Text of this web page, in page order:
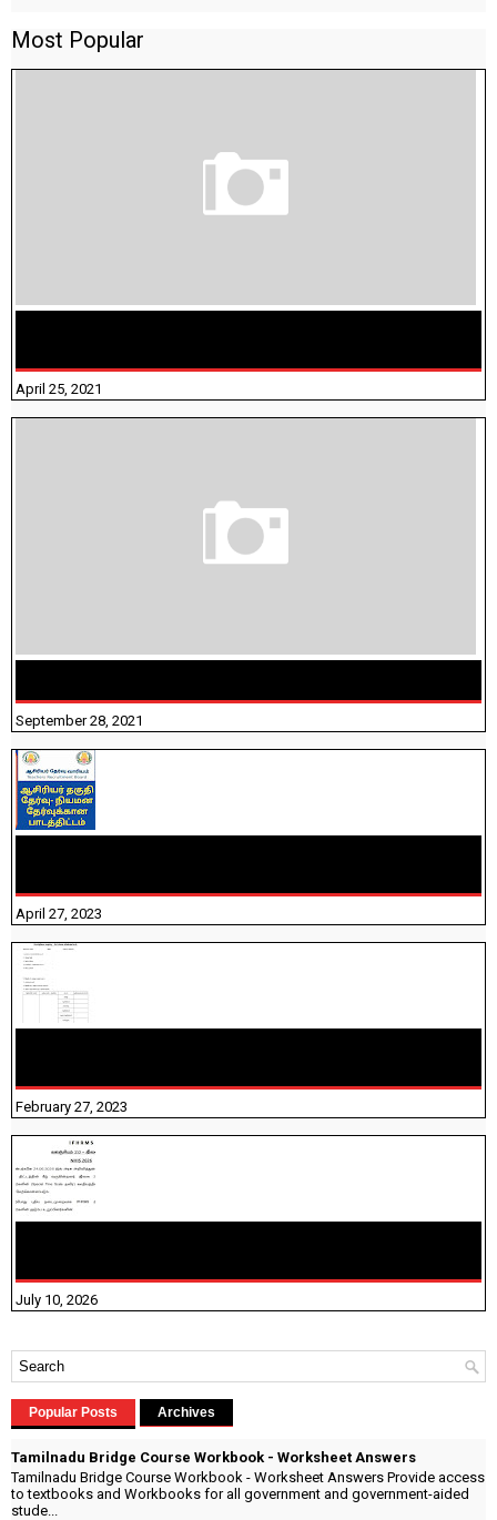
Most Popular
April 25, 2021
September 28, 2021
April 27, 2023
February 27, 2023
July 10, 2026
Popular Posts Archives
Tamilnadu Bridge Course Workbook - Worksheet Answers
Tamilnadu Bridge Course Workbook - Worksheet Answers Provide access
to textbooks and Workbooks for all government and government-aided
stude...